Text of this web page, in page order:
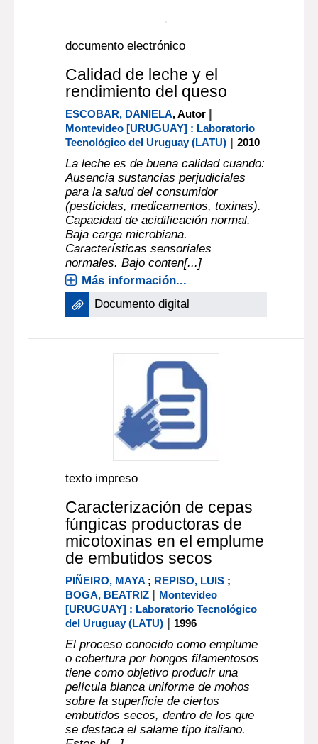
documento electrónico
Calidad de leche y el
rendimiento del queso
ESCOBAR, DANIELA, Autor |
Montevideo [URUGUAY] : Laboratorio
Tecnológico del Uruguay (LATU) |2010
La leche es de buena calidad cuando:
Ausencia sustancias perjudiciales
para la salud del consumidor
(pesticidas, medicamentos, toxinas).
Capacidad de acidificación normal.
Baja carga microbiana.
Características sensoriales
normales. Bajo conten[...]
Más información...
Documento digital
texto impreso
Caracterización de cepas
fúngicas productoras de
micotoxinas en el emplume
de embutidos secos
PIÑEIRO, MAYA ; REPISO, LUIS ;
BOGA, BEATRIZ | Montevideo
[URUGUAY] : Laboratorio Tecnológico
del Uruguay (LATU) | 1996
El proceso conocido como emplume
o cobertura por hongos filamentosos
tiene como objetivo producir una
película blanca uniforme de mohos
sobre la superficie de ciertos
embutidos secos, dentro de los que
se destaca el salame tipo italiano.